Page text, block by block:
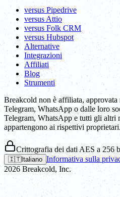
versus Pipedrive
versus Attio
versus Folk CRM
versus Hubspot
Alternative
Integrazioni
Affiliati
Blog
Strumenti
Breakcold non è affiliata,
Telegram, WhatsApp o dalle loro
Telegram, WhatsApp e tutti gli altri
appartengono ai rispettivi proprietari.
Crittografia dei dati AES a 256
🇮🇹Italiano Informativa sulla
2026 Breakcold, Inc.